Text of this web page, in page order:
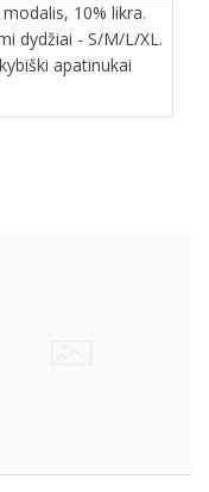
10% likra.
dydžiai - S/M/L/XL.
apatinukai